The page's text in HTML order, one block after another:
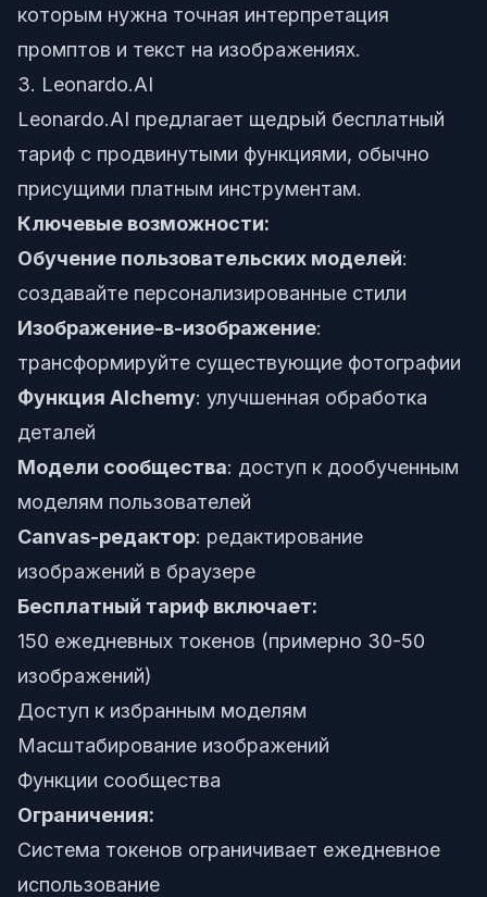
которым нужна точная интерпретация
промптов и текст на изображениях.
3. Leonardo.AI
Leonardo.AI предлагает щедрый бесплатный
тариф с продвинутыми функциями, обычно
присущими платным инструментам.
Ключевые возможности:
Обучение пользовательских моделей:
создавайте персонализированные стили
Изображение-в-изображение:
трансформируйте существующие фотографии
Функция Alchemy: улучшенная обработка
деталей
Модели сообщества: доступ к дообученным
моделям пользователей
Canvas-редактор: редактирование
изображений в браузере
Бесплатный тариф включает:
150 ежедневных токенов (примерно 30-50
изображений)
Доступ к избранным моделям
Масштабирование изображений
Функции сообщества
Ограничения:
Система токенов ограничивает ежедневное
использование